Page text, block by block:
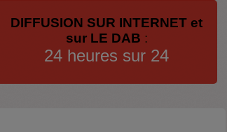
DIFFUSION SUR INTERNET et
sur LE DAB :
24 heures sur 24